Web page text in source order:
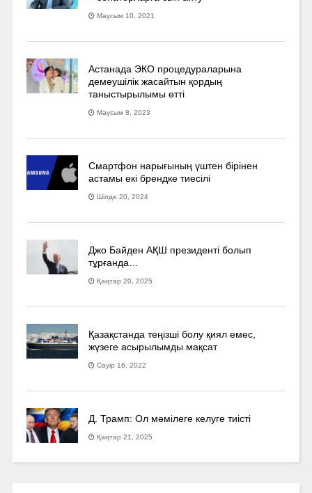
Маусым 10, 2021
Астанада ЭКО процедураларына
демеушілік жасайтын қордың
таныстырылымы өтті
Маусым 8, 2023
Смартфон нарығының үштен бірінен
астамы екі брендке тиесілі
Шілде 20, 2024
Джо Байден АҚШ президенті болып
тұрғанда…
Қаңтар 20, 2025
Қазақстанда теңізші болу қиял емес,
жүзеге асырылымды мақсат
Сәуір 16, 2022
Д. Трамп: Ол мәмілеге келуге тиісті
Қаңтар 21, 2025